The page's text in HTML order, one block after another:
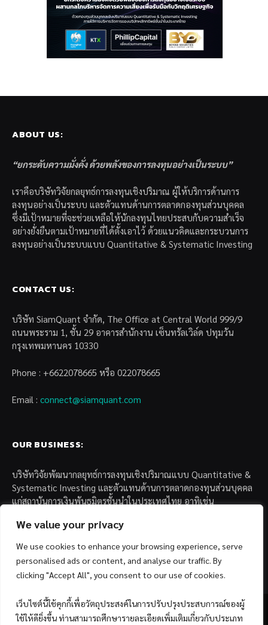
We value your privacy
We use cookies to enhance your browsing experience, serve
personalised ads or content, and analyse our traffic. By
clicking "Accept All", you consent to our use of cookies.
เว็บไซต์นี้ใช้คุกกี้เพื่อวัตถุประสงค์ในการปรับปรุงประสบการณ์ของผู้
ใช้ให้ดียิ่งขึ้น ท่านสามารถศึกษารายละเอียดเพิ่มเติมเกี่ยวกับประเภท
ABOUT US:
“ยกระดับความมั่งคั่ง ด้วยพลังของการลงทุนอย่างเป็นระบบ”
เราคือบริษัทวิจัยกลยุทธ์การลงทุนเชิงปริมาณ ผู้ให้บริการด้านการ
ลงทุนอย่างเป็นระบบ และตัวแทนด้านการตลาดกองทุนส่วนบุคคล
ซึ่งมีเป้าหมายที่จะช่วยเหลือให้นักลงทุนไทยประสบกับความสำเร็จ
อย่างยั่งยืนตามเป้าหมายที่ได้ตั้งเอาไว้ ด้วยแนวคิดและกระบวนการ
ลงทุนอย่างเป็นระบบแบบ Quantitative & Systematic Investing
CONTACT US:
บริษัท SiamQuant จำกัด, The Office at Central World 999/9
ถนนพระราม 1, ชั้น 29 อาคารสำนักงาน เซ็นทรัลเวิล์ด ปทุมวัน
กรุงเทพมหานคร 10330
Phone : +6622078665 หรือ 022078665
Email : connect@siamquant.com
OUR BUSINESS:
บริษัทวิจัยพัฒนากลยุทธ์การลงทุนเชิงปริมาณแบบ Quantitative &
Systematic Investing และตัวแทนด้านการตลาดกองทุนส่วนบุคคล
แก่สถาบันการเงินพันธมิตรชั้นนำในประเทศไทย อาทิเช่น
– บล. กรุงไทย เอ็กซ์สปริง จำกัด
– บล. ฟิลลิป (ประเทศไทย) จำกัด (มหาชน)